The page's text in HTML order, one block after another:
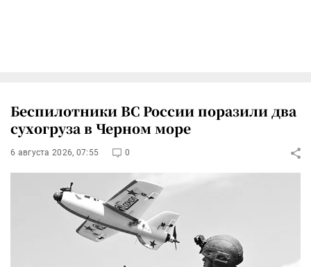
Беспилотники ВС России поразили два
сухогруза в Черном море
6 августа 2026, 07:55 0